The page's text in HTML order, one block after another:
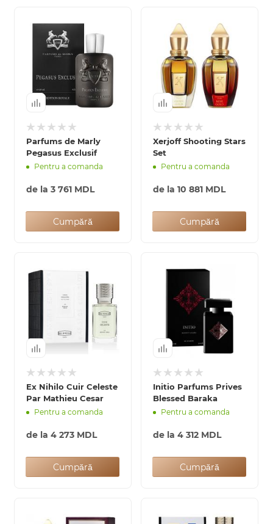
Parfums de Marly
Pegasus Exclusif
Pentru a comanda
de la 3 761 MDL
Cumpără
Xerjoff Shooting Stars
Set
Pentru a comanda
de la 10 881 MDL
Cumpără
Ex Nihilo Cuir Celeste
Par Mathieu Cesar
Pentru a comanda
de la 4 273 MDL
Cumpără
Initio Parfums Prives
Blessed Baraka
Pentru a comanda
de la 4 312 MDL
Cumpără